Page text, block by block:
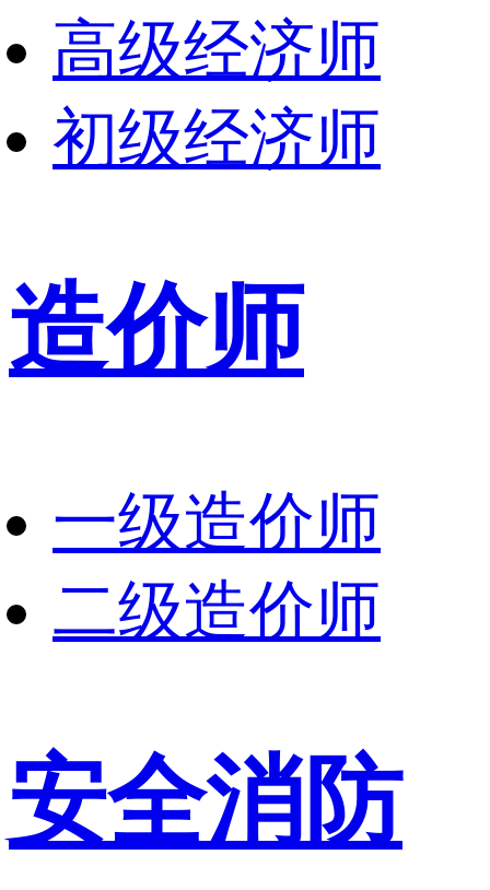
高级经济师
初级经济师
造价师
一级造价师
二级造价师
安全消防